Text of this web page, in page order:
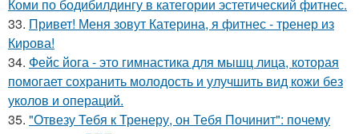
Коми по бодибилдингу в категории эстетический фитнес.
33. Привет! Меня зовут Катерина, я фитнес - тренер из
Кирова!
34. Фейс йога - это гимнастика для мышц лица, которая
помогает сохранить молодость и улучшить вид кожи без
уколов и операций.
35. "Отвезу Тебя к Тренеру, он Тебя Починит": почему